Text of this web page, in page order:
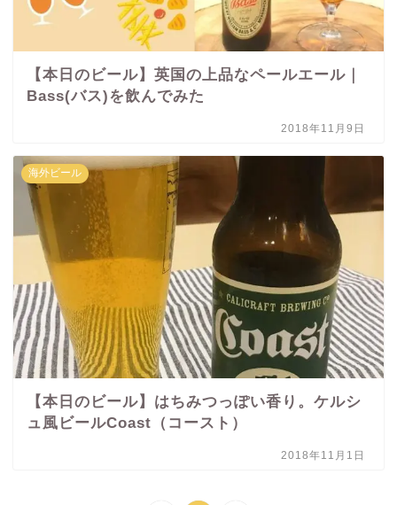
【本日のビール】英国の上品なペールエール｜
Bass(バス)を飲んでみた
2018年11月9日
海外ビール
【本日のビール】はちみつっぽい香り。ケルシ
ュ風ビールCoast（コースト）
2018年11月1日